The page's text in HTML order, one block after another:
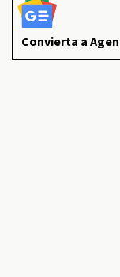
Convierta a